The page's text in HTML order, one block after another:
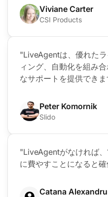
Viviane Carter
CSI Products
"LiveAgentは、優れた
ィング、自動化を組み
なサポートを提供でき
Peter Komornik
Slido
"LiveAgentがなければ
に費やすことになると
Catana Alexandru